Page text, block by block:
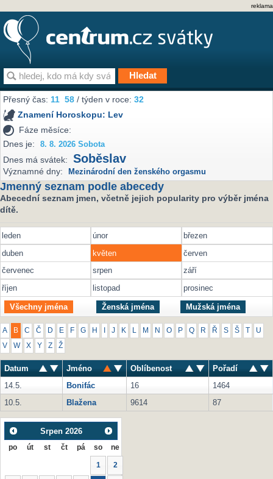
reklama
Přesný čas:11 58 / týden v roce:32
Znamení Horoskopu: Lev
Fáze měsíce:
Dnes je:
8. 8. 2026 Sobota
Dnes má svátek: Soběslav
Významné dny: Mezinárodní den ženského orgasmu
Jmenný seznam podle abecedy
Abecední seznam jmen, včetně jejich popularity pro výběr jména
dítě.
leden únor
březen
duben
květen
červen
červenec
srpen
září
říjen
listopad prosinec
Všechny jména Ženská jména Mužská jména
A B C Č D E F G H J K M N O P Q R Ř S Š U
V W X Y Z Ž
Datum Jméno Oblíbenost
Pořadí
14.5.
Bonifác 16
1464
10.5.
Blažena 9614 87
Srpen 2026
po út st čt pá so ne
1 2